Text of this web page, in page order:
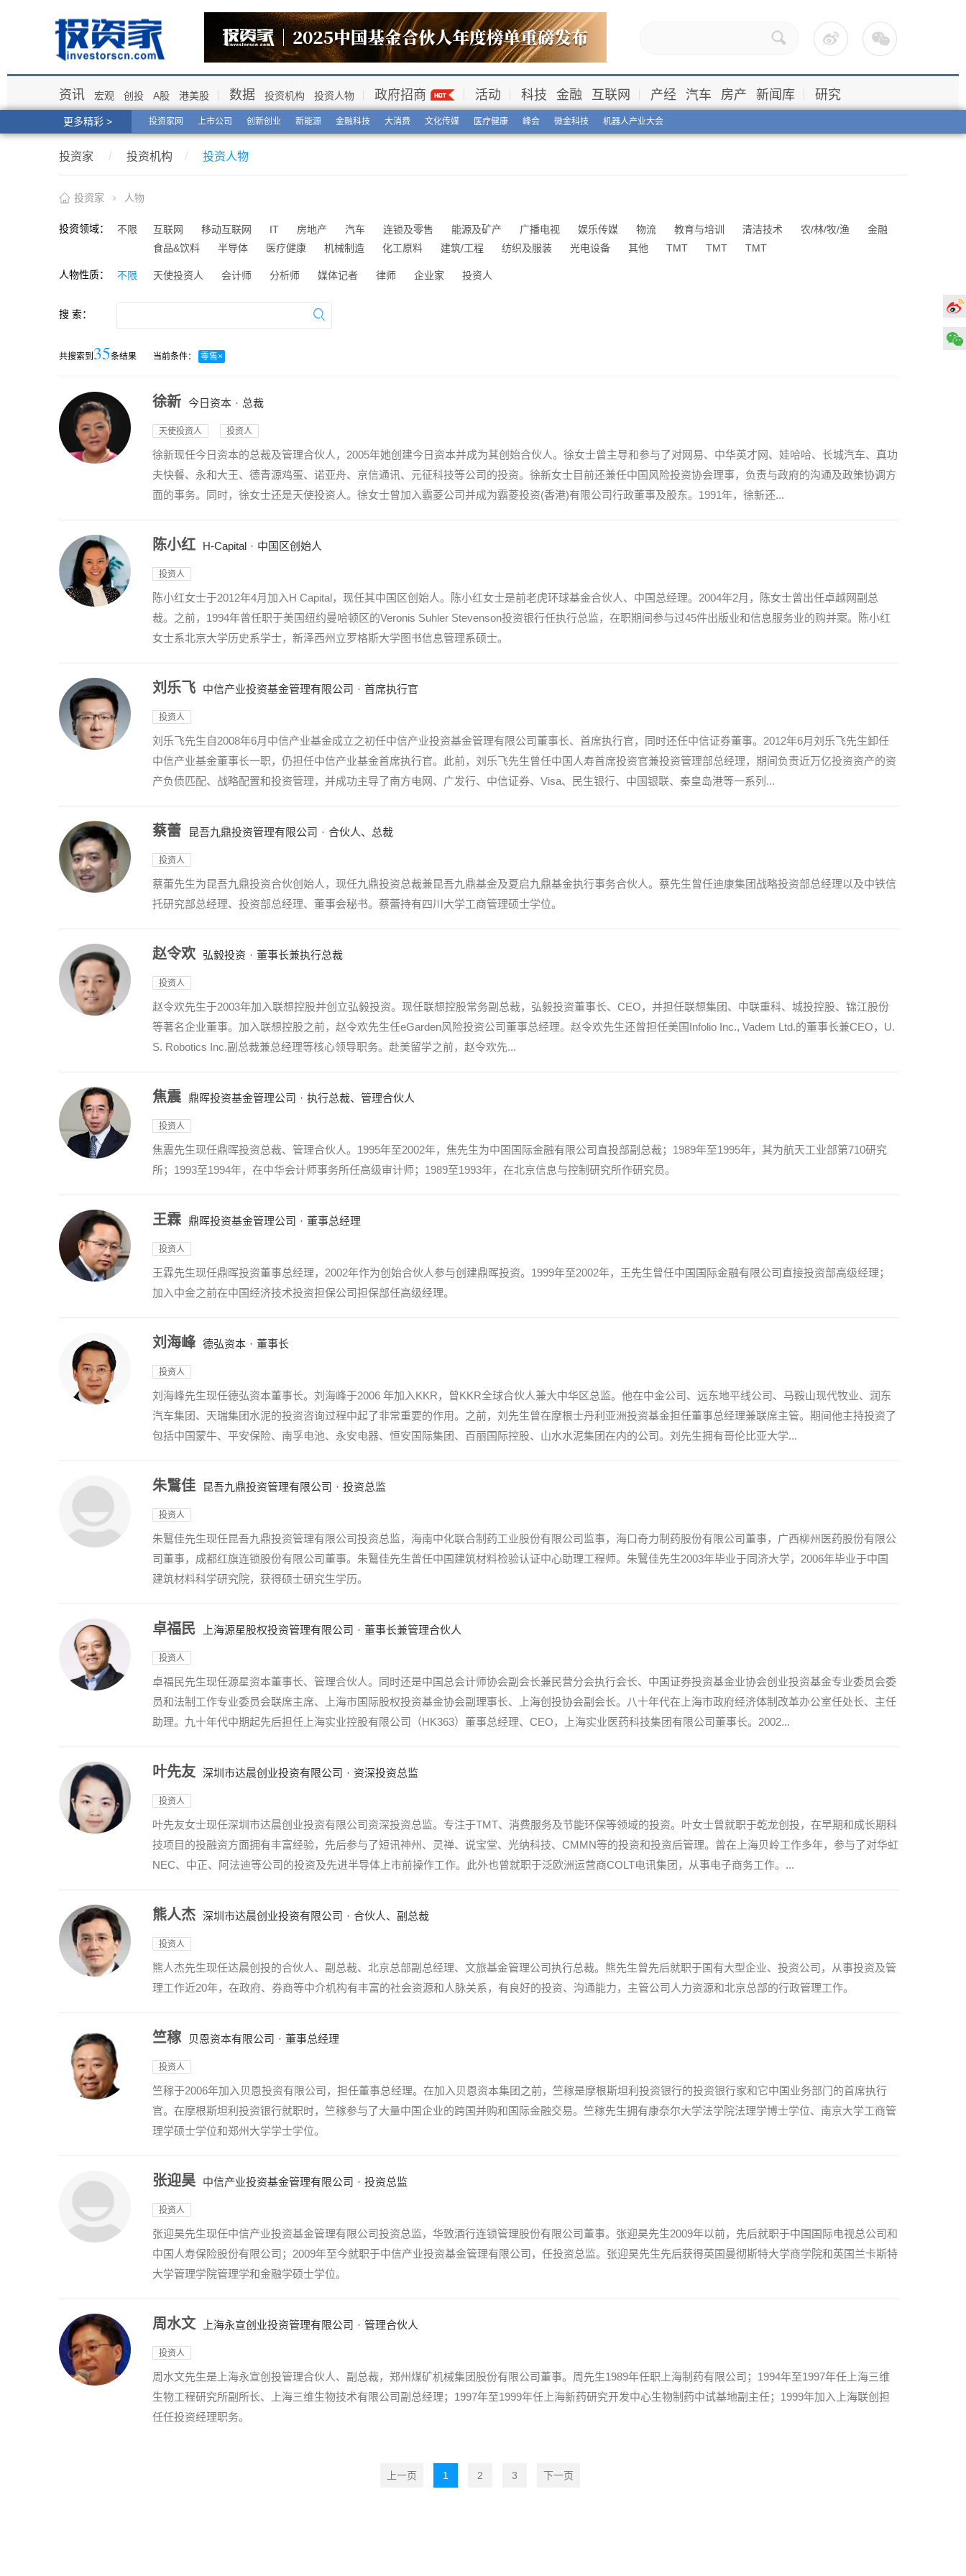
更多精彩 > 投资家网 上市公司 创新创业 新能源 金融科技 大消费 文化传媒 医疗健康 峰会 微金科技 机器人产业大会
资讯 宏观 创投 A股 港美股 数据 投资机构 投资人物 政府招商 活动 科技 金融 互联网 产经 汽车 房产 新闻库 研究
投资家 / 投资机构 / 投资人物
投资家 人物
投资领域： 不限 互联网 移动互联网 IT 房地产 汽车 连锁及零售 能源及矿产 广播电视 娱乐传媒 物流 教育与培训 清洁技术 农/林/牧/渔
金融
食品&饮料
半导体 医疗健康 机械制造 化工原料 建筑/工程 纺织及服装 光电设备 其他 TMT TMT TMT
人物性质： 不限 天使投资人 会计师 分析师 媒体记者 律师 企业家 投资人
搜 索：
共搜索到 35条结果 当前条件： 零售×
徐新 今日资本 · 总裁
天使投资人 投资人
徐新现任今日资本的总裁及管理合伙人，2005年她创建今日资本并成为其创始合伙人。徐女士曾主导和参与了对网易、中华英才网、娃哈哈、长城汽车、真功
夫快餐、永和大王、德青源鸡蛋、诺亚舟、京信通讯、元征科技等公司的投资。徐新女士目前还兼任中国风险投资协会理事，负责与政府的沟通及政策协调方
面的事务。同时，徐女士还是天使投资人。徐女士曾加入霸菱公司并成为霸菱投资(香港)有限公司行政董事及股东。1991年，徐新还...
陈小红 H-Capital · 中国区创始人
投资人
陈小红女士于2012年4月加入H Capital，现任其中国区创始人。陈小红女士是前老虎环球基金合伙人、中国总经理。2004年2月，陈女士曾出任卓越网副总
裁。之前，1994年曾任职于美国纽约曼哈顿区的Veronis Suhler Stevenson投资银行任执行总监，在职期间参与过45件出版业和信息服务业的购并案。陈小红
女士系北京大学历史系学士，新泽西州立罗格斯大学图书信息管理系硕士。
刘乐飞 中信产业投资基金管理有限公司 · 首席执行官
投资人
刘乐飞先生自2008年6月中信产业基金成立之初任中信产业投资基金管理有限公司董事长、首席执行官，同时还任中信证券董事。2012年6月刘乐飞先生卸任
中信产业基金董事长一职，仍担任中信产业基金首席执行官。此前，刘乐飞先生曾任中国人寿首席投资官兼投资管理部总经理，期间负责近万亿投资资产的资
产负债匹配、战略配置和投资管理，并成功主导了南方电网、广发行、中信证券、Visa、民生银行、中国银联、秦皇岛港等一系列...
蔡蕾 昆吾九鼎投资管理有限公司 · 合伙人、总裁
投资人
蔡蕾先生为昆吾九鼎投资合伙创始人，现任九鼎投资总裁兼昆吾九鼎基金及夏启九鼎基金执行事务合伙人。蔡先生曾任迪康集团战略投资部总经理以及中铁信
托研究部总经理、投资部总经理、董事会秘书。蔡蕾持有四川大学工商管理硕士学位。
赵令欢 弘毅投资 · 董事长兼执行总裁
投资人
赵令欢先生于2003年加入联想控股并创立弘毅投资。现任联想控股常务副总裁，弘毅投资董事长、CEO，并担任联想集团、中联重科、城投控股、锦江股份
等著名企业董事。加入联想控股之前，赵令欢先生任eGarden风险投资公司董事总经理。赵令欢先生还曾担任美国Infolio Inc., Vadem Ltd.的董事长兼CEO，U.
S. Robotics Inc.副总裁兼总经理等核心领导职务。赴美留学之前，赵令欢先...
焦震 鼎晖投资基金管理公司 · 执行总裁、管理合伙人
投资人
焦震先生现任鼎晖投资总裁、管理合伙人。1995年至2002年，焦先生为中国国际金融有限公司直投部副总裁；1989年至1995年，其为航天工业部第710研究
所；1993至1994年，在中华会计师事务所任高级审计师；1989至1993年，在北京信息与控制研究所作研究员。
王霖 鼎晖投资基金管理公司 · 董事总经理
投资人
王霖先生现任鼎晖投资董事总经理，2002年作为创始合伙人参与创建鼎晖投资。1999年至2002年，王先生曾任中国国际金融有限公司直接投资部高级经理；
加入中金之前在中国经济技术投资担保公司担保部任高级经理。
刘海峰 德弘资本 · 董事长
投资人
刘海峰先生现任德弘资本董事长。刘海峰于2006 年加入KKR，曾KKR全球合伙人兼大中华区总监。他在中金公司、远东地平线公司、马鞍山现代牧业、润东
汽车集团、天瑞集团水泥的投资咨询过程中起了非常重要的作用。之前，刘先生曾在摩根士丹利亚洲投资基金担任董事总经理兼联席主管。期间他主持投资了
包括中国蒙牛、平安保险、南孚电池、永安电器、恒安国际集团、百丽国际控股、山水水泥集团在内的公司。刘先生拥有哥伦比亚大学...
朱鷖佳 昆吾九鼎投资管理有限公司 · 投资总监
投资人
朱鷖佳先生现任昆吾九鼎投资管理有限公司投资总监，海南中化联合制药工业股份有限公司监事，海口奇力制药股份有限公司董事，广西柳州医药股份有限公
司董事，成都红旗连锁股份有限公司董事。朱鷖佳先生曾任中国建筑材料检验认证中心助理工程师。朱鷖佳先生2003年毕业于同济大学，2006年毕业于中国
建筑材料科学研究院，获得硕士研究生学历。
卓福民 上海源星股权投资管理有限公司 · 董事长兼管理合伙人
投资人
卓福民先生现任源星资本董事长、管理合伙人。同时还是中国总会计师协会副会长兼民营分会执行会长、中国证券投资基金业协会创业投资基金专业委员会委
员和法制工作专业委员会联席主席、上海市国际股权投资基金协会副理事长、上海创投协会副会长。八十年代在上海市政府经济体制改革办公室任处长、主任
助理。九十年代中期起先后担任上海实业控股有限公司（HK363）董事总经理、CEO，上海实业医药科技集团有限公司董事长。2002...
叶先友 深圳市达晨创业投资有限公司 · 资深投资总监
投资人
叶先友女士现任深圳市达晨创业投资有限公司资深投资总监。专注于TMT、消费服务及节能环保等领域的投资。叶女士曾就职于乾龙创投，在早期和成长期科
技项目的投融资方面拥有丰富经验，先后参与了短讯神州、灵禅、说宝堂、光纳科技、CMMN等的投资和投资后管理。曾在上海贝岭工作多年，参与了对华虹
NEC、中正、阿法迪等公司的投资及先进半导体上市前操作工作。此外也曾就职于泛欧洲运营商COLT电讯集团，从事电子商务工作。...
熊人杰 深圳市达晨创业投资有限公司 · 合伙人、副总裁
投资人
熊人杰先生现任达晨创投的合伙人、副总裁、北京总部副总经理、文旅基金管理公司执行总裁。熊先生曾先后就职于国有大型企业、投资公司，从事投资及管
理工作近20年，在政府、券商等中介机构有丰富的社会资源和人脉关系，有良好的投资、沟通能力，主管公司人力资源和北京总部的行政管理工作。
竺稼 贝恩资本有限公司 · 董事总经理
投资人
竺稼于2006年加入贝恩投资有限公司，担任董事总经理。在加入贝恩资本集团之前，竺稼是摩根斯坦利投资银行的投资银行家和它中国业务部门的首席执行
官。在摩根斯坦利投资银行就职时，竺稼参与了大量中国企业的跨国并购和国际金融交易。竺稼先生拥有康奈尔大学法学院法理学博士学位、南京大学工商管
理学硕士学位和郑州大学学士学位。
张迎昊 中信产业投资基金管理有限公司 · 投资总监
投资人
张迎昊先生现任中信产业投资基金管理有限公司投资总监，华致酒行连锁管理股份有限公司董事。张迎昊先生2009年以前，先后就职于中国国际电视总公司和
中国人寿保险股份有限公司；2009年至今就职于中信产业投资基金管理有限公司，任投资总监。张迎昊先生先后获得英国曼彻斯特大学商学院和英国兰卡斯特
大学管理学院管理学和金融学硕士学位。
周水文 上海永宣创业投资管理有限公司 · 管理合伙人
投资人
周水文先生是上海永宣创投管理合伙人、副总裁，郑州煤矿机械集团股份有限公司董事。周先生1989年任职上海制药有限公司；1994年至1997年任上海三维
生物工程研究所副所长、上海三维生物技术有限公司副总经理；1997年至1999年任上海新药研究开发中心生物制药中试基地副主任；1999年加入上海联创担
任任投资经理职务。
上一页 1 2 3 下一页